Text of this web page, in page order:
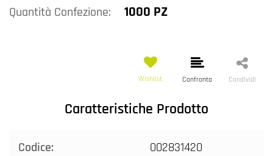
Quantità Confezione: 1000 PZ
Wishlist Confronta Condividi
Caratteristiche Prodotto
Codice: 002831420